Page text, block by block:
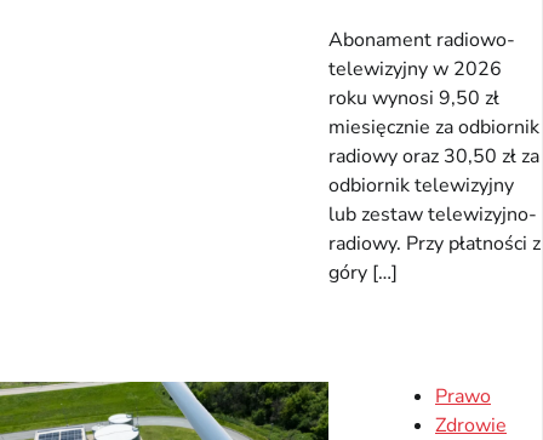
Abonament radiowo-
telewizyjny w 2026
roku wynosi 9,50 zł
miesięcznie za odbiornik
radiowy oraz 30,50 zł za
odbiornik telewizyjny
lub zestaw telewizyjno-
radiowy. Przy płatności z
góry […]
Prawo
Zdrowie